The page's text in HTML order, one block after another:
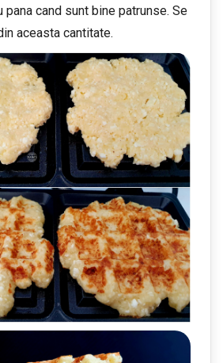
pana cand sunt bine patrunse. Se
aceasta cantitate.